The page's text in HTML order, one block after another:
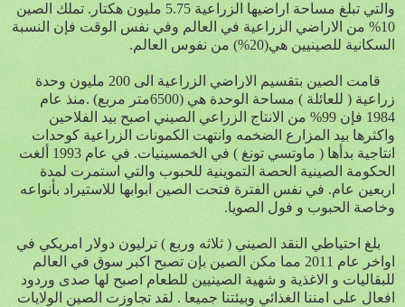
والتي تبلغ مساحة اراضيها الزراعية 5.75 مليون هكتار. تملك الصين
10% من الاراضي الزراعية في العالم وفي نفس الوقت فإن النسبة
السكانية للصينيين هي(20%) من نفوس العالم.
قامت الصين بتقسيم الاراضي الزراعية الى 200 مليون وحدة
زراعية ( للعائلة ) مساحة الوحدة هي (6500متر مربع) .منذ عام
1984 فإن 99% من الانتاج الزراعي الصيني اصبح بيد الفلاحين
واكثرها بيد المزارع الضخمه وانتهت الكمونات الزراعية كوحدات
انتاجية بدأها ( ماوتسي تونغ ) في الخمسينيات. في عام 1993 ألغت
الحكومة الصينية الحصة التموينية للحبوب والتي استمرت لمدة
اربعين عام. في نفس الفترة فتحت الصين ابوابها للاستيراد بأنواعه
وخاصة الحبوب و فول الصويا.
بلغ احتياطي النقد الصيني ( ثلاثه وربع ) ترليون دولار امريكي في
اواخر عام 2011 مما مكن الصين بإن تصبح اكبر سوق في العالم
للبقاليات و الاغذية و شهية الصينيين للطعام اصبح لها صدى وردود
افعال على امننا الغذائي وبيئتنا جميعا . لقد تجاوزت الصين الولايات